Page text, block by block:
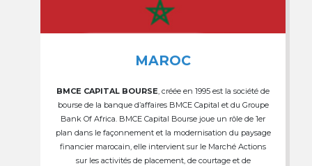
MAROC
BMCE CAPITAL BOURSE , créée en 1995 est la société de
bourse de la banque d’affaires BMCE Capital et du Groupe
Bank Of Africa. BMCE Capital Bourse joue un rôle de 1er
plan dans le façonnement et la modernisation du paysage
financier marocain, elle intervient sur le Marché Actions
sur les activités de placement, de courtage et de